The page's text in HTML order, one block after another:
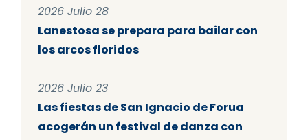
2026 Julio 28
Lanestosa se prepara para bailar con
los arcos floridos
2026 Julio 23
Las fiestas de San Ignacio de Forua
acogerán un festival de danza con